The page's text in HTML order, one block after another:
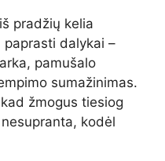
pradžių kelia
dalykai –
pamušalo
sumažinimas.
žmogus tiesiog
kodėl